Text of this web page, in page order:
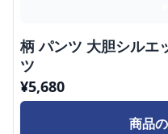
柄 パンツ 大胆シルエ
ツ
¥5,680
商品